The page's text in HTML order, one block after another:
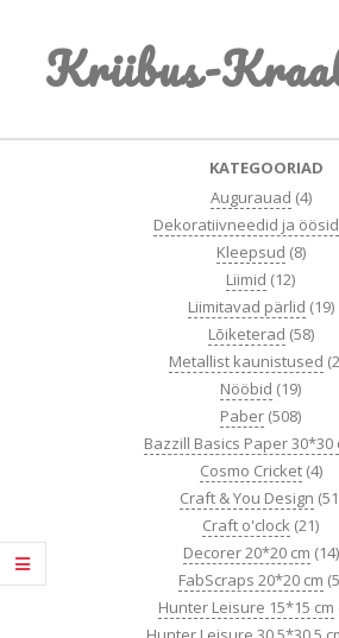
contentKriibus-
KATEGOORIAD
Augurauad (4)
Dekoratiivneedid ja öösid
Kleepsud (8)
Liimid (12)
Liimitavad pärlid (19)
Lõiketerad (58)
Metallist kaunistused
Nööbid (19)
Paber (508)
Bazzill Basics Paper 30*30
Cosmo Cricket (4)
Craft & You Design
Craft o'clock (21)
Decorer 20*20 cm (14)
FabScraps 20*20 cm
Hunter Leisure 15*15 cm